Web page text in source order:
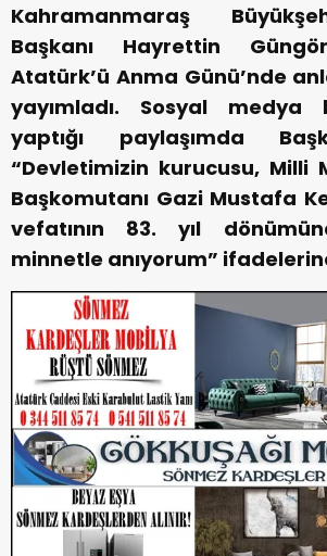
Kahramanmaraş
Başkanı Hayrettin
Atatürk’ü Anma Günü’nde
yayımladı. Sosyal medya
yaptığı paylaşımda
“Devletimizin kurucusu, Milli
Başkomutanı Gazi Mustafa
vefatının 83. yıl
minnetle anıyorum”